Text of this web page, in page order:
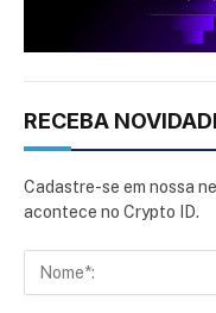
RECEBA
Cadastre-se em nossa
acontece no Crypto ID.